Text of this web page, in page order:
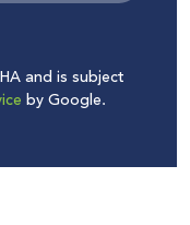
and is subject
by Google.